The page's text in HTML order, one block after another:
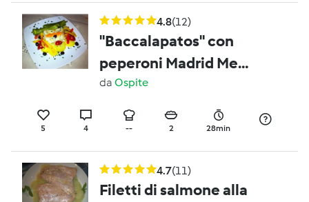
4.8(12)
"Baccalapatos" con
peperoni Madrid Me
Gusta! [Team
Frascogna | Divisione
Angioina]
da Ospite
5 4 -- 2 28min
4.7(11)
Filetti di salmone alla